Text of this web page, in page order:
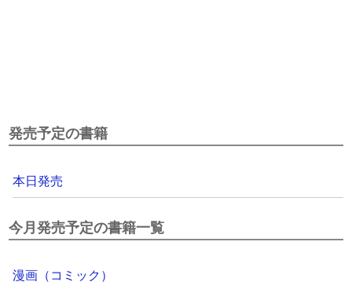
発売予定の書籍
本日発売
今月発売予定の書籍一覧
漫画（コミック）